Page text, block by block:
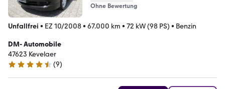
Ohne Bewertung
Unfallfrei • EZ 10/2008• 67.000 km • 72 kW (98 PS) • Benzin
DM- Automobile
47623 Kevelaer
4.3 Sterne
(9)